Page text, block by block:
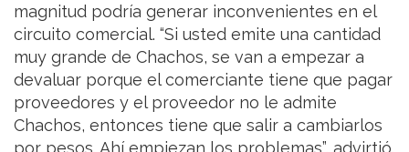
magnitud podría generar inconvenientes en el
circuito comercial. “Si usted emite una cantidad
muy grande de Chachos, se van a empezar a
devaluar porque el comerciante tiene que pagar
proveedores y el proveedor no le admite
Chachos, entonces tiene que salir a cambiarlos
por pesos. Ahí empiezan los problemas”, advirtió.